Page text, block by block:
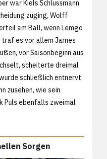
war Kiels Schlussmann
zuging, Wolff
am Ball, wenn Lemgo
es vor allem Jarnes
vor Saisonbeginn aus
scheiterte dreimal
schließlich entnervt
zusehen, wie sein
Puls ebenfalls zweimal
Sorgen